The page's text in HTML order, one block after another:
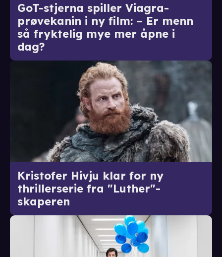
GoT-stjerna spiller Viagra-
prøvekanin i ny film: – Er menn
så fryktelig mye mer åpne i
dag?
Kristofer Hivju klar for ny
thrillerserie fra "Luther"-
skaperen